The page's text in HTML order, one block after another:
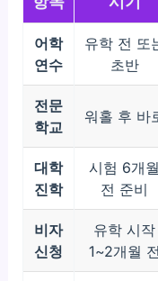
어학
연수
유학 전 또
초반
전문
학교
워홀 후 바
대학
진학
시험 6개월
전 준비
비자
신청
유학 시작
1~2개월 전